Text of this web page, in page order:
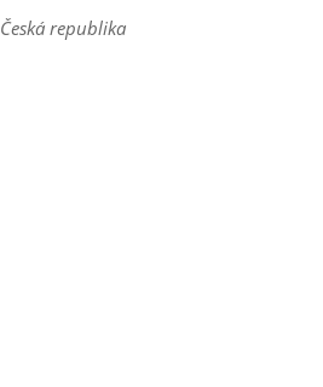
Česká republika